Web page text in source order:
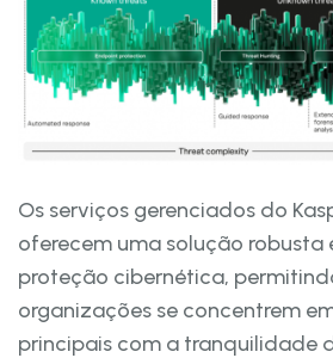
Os serviços gerenciados do
oferecem uma solução robusta
proteção cibernética,
organizações se concentrem
principais com a tranquilidade